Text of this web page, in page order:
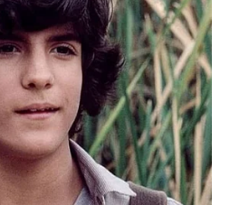
najveće sretnike do kraja
poslovni uspjeh ili finansijski
da ostvarite planove koje
život također donosi mnogo
mogli bi upoznati osobu koja
energiju.